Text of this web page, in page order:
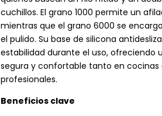
cuchillos. El grano 1000 permite un
mientras que el grano 6000 se
el pulido. Su base de silicona
estabilidad durante el uso, ofreciendo
segura y confortable tanto en
profesionales.
Beneficios clave